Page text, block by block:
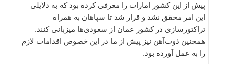
پیش از این کشور امارات را معرفی کرده بود که به دلایلی
این امر محقق نشد و قرار شد تا سپاهان به همراه
تراکتورسازی در کشور عمان از سعودی‌ها میزبانی کنند.
همچنین ذوب‌آهن نیز پیش از ما در این خصوص اقدامات لازم
را به عمل آورده بود.